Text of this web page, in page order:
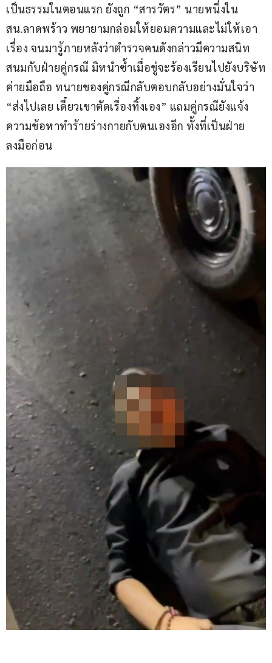
เป็นธรรมในตอนแรก ยังถูก “สารวัตร” นายหนึ่งใน
สน.ลาดพร้าว พยายามกล่อมให้ยอมความและไม่ให้เอา
เรื่อง จนมารู้ภายหลังว่าตำรวจคนดังกล่าวมีความสนิท
สนมกับฝ่ายคู่กรณี มิหนำซ้ำเมื่อขู่จะร้องเรียนไปยังบริษัท
ค่ายมือถือ ทนายของคู่กรณีกลับตอบกลับอย่างมั่นใจว่า
“ส่งไปเลย เดี๋ยวเขาตัดเรื่องทิ้งเอง” แถมคู่กรณียังแจ้ง
ความข้อหาทำร้ายร่างกายกับตนเองอีก ทั้งที่เป็นฝ่าย
ลงมือก่อน